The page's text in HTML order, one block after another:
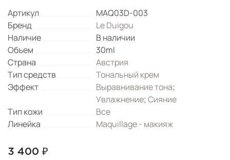
Артикул
MAQ03D-003
Бренд
Le Duigou
Наличие
В наличии
Объем
30ml
Страна
Австрия
Тип средств
Тональный крем
Эффект
Выравнивание тона;
Увлажнение;Сияние
Тип кожи
Все
Линейка
Maquillage - макияж
3 400 ₽